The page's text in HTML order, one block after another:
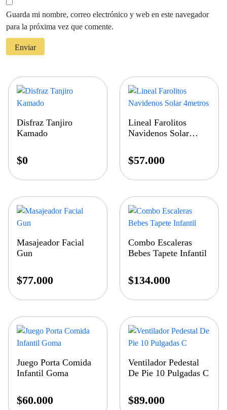
Guarda mi nombre, correo electrónico y web en este navegador
para la próxima vez que comente.
Disfraz Tanjiro
Kamado
$0
Lineal Farolitos
Navidenos Solar
$57.000
Masajeador Facial
Gun
$77.000
Combo Escaleras
Bebes Tapete Infantil
$134.000
Juego Porta Comida
Infantil Goma
$60.000
Ventilador Pedestal
De Pie 10 Pulgadas C
$89.000